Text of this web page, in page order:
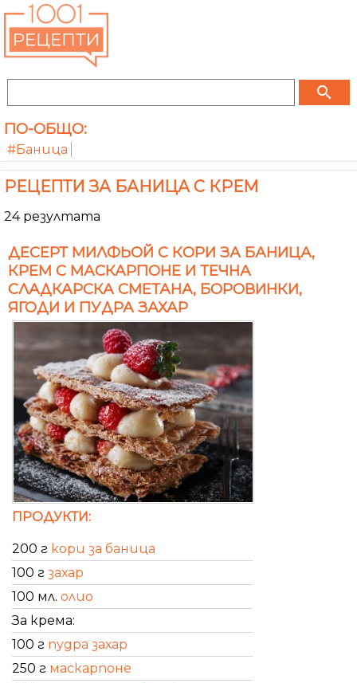
search
ПО-ОБЩО:
#Баница
РЕЦЕПТИ ЗА БАНИЦА С КРЕМ
24 резултата
ДЕСЕРТ МИЛФЬОЙ С КОРИ ЗА БАНИЦА,
КРЕМ С МАСКАРПОНЕ И ТЕЧНА
СЛАДКАРСКА СМЕТАНА, БОРОВИНКИ,
ЯГОДИ И ПУДРА ЗАХАР
ПРОДУКТИ:
200 г кори за баница
100 г захар
100 мл. олио
За крема:
100 г пудра захар
250 г маскарпоне